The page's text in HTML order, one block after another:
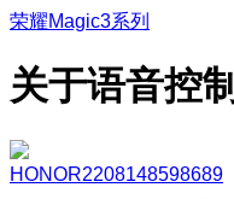
荣耀Magic3系列
关于语音控制
HONOR2208148598689